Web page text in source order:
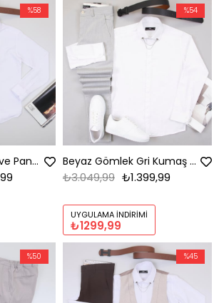
Beyaz Gömlek Kahve Pantolon Ayakkabı Kombin
%58
Beyaz Gömlek Gri Kumaş Pantolon Ayakkabı Kombin
₺1.399,99
₺3.049,99
UYGULAMA İNDIRIMI
₺1299,99
%54
%50 %45